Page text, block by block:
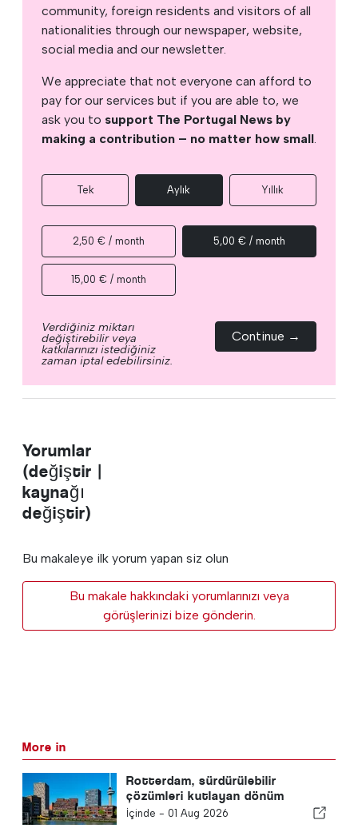
community, foreign residents and visitors of all
nationalities through our newspaper, website,
social media and our newsletter.
We appreciate that not everyone can afford to
pay for our services but if you are able to, we
ask you to support The Portugal News by
making a contribution – no matter how small.
Tek Aylık Yıllık
2,50 € / month 5,00 € / month
15,00 € / month
Verdiğiniz miktarı
değiştirebilir veya
katkılarınızı istediğiniz
zaman iptal edebilirsiniz.
Continue →
Yorumlar
(değiştir |
kaynağı
değiştir)
Bu makaleye ilk yorum yapan siz olun
Bu makale hakkındaki yorumlarınızı veya
görüşlerinizi bize gönderin.
More in
Rotterdam, sürdürülebilir
çözümleri kutlayan dönüm
noktası planlıyor
İçinde - 01 Aug 2026